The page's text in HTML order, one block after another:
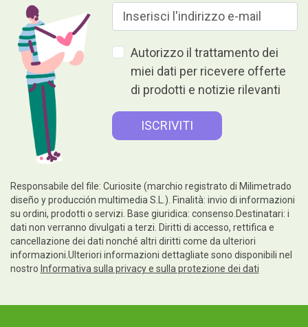
Autorizzo il trattamento dei
miei dati per ricevere offerte
di prodotti e notizie rilevanti
Responsabile del file: Curiosite (marchio registrato di Milimetrado
diseño y producción multimedia S.L.). Finalità: invio di informazioni
su ordini, prodotti o servizi. Base giuridica: consenso.Destinatari: i
dati non verranno divulgati a terzi. Diritti di accesso, rettifica e
cancellazione dei dati nonché altri diritti come da ulteriori
informazioni.Ulteriori informazioni dettagliate sono disponibili nel
nostro Informativa sulla privacy e sulla protezione dei dati